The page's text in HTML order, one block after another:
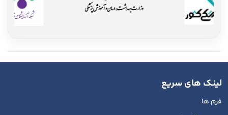
لینک های سریع
فرم ها